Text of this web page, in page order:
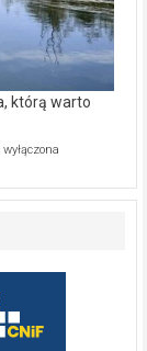
którą warto
wyłączona